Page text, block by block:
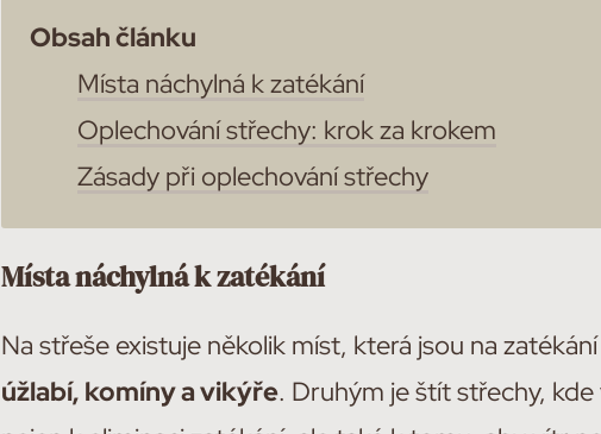
Obsah článku
Místa náchylná k zatékání
Oplechování střechy: krok za krokem
Zásady při oplechování střechy
Místa náchylná k zatékání
Na střeše existuje několik míst, která jsou na
úžlabí, komíny a vikýře. Druhým je štít střechy,